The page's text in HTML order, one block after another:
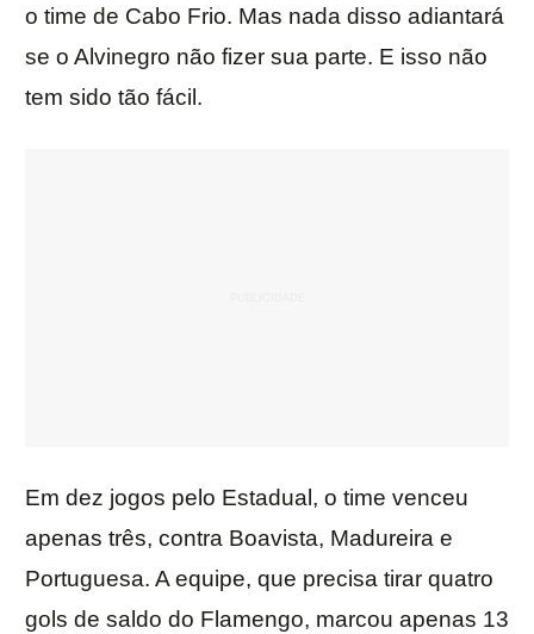
o time de Cabo Frio. Mas nada disso adiantará
se o Alvinegro não fizer sua parte. E isso não
tem sido tão fácil.
Em dez jogos pelo Estadual, o time venceu
apenas três, contra Boavista, Madureira e
Portuguesa. A equipe, que precisa tirar quatro
gols de saldo do Flamengo, marcou apenas 13